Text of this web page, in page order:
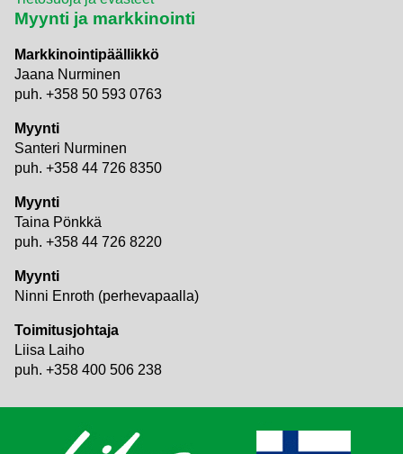
Myynti ja markkinointi
Markkinointipäällikkö
Jaana Nurminen
puh. +358 50 593 0763
Myynti
Santeri Nurminen
puh. +358 44 726 8350
Myynti
Taina Pönkkä
puh. +358 44 726 8220
Myynti
Ninni Enroth (perhevapaalla)
Toimitusjohtaja
Liisa Laiho
puh. +358 400 506 238